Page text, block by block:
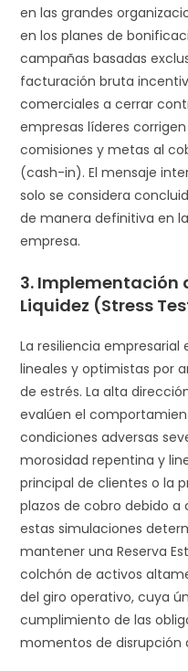
en las grandes
en los planes de
campañas basadas
facturación bruta
comerciales a cerrar
empresas líderes
comisiones y metas al
(cash-in). El mensaje
solo se considera
de manera definitiva en
empresa.
3. Implementación
Liquidez (Stress
La resiliencia
lineales y optimistas por
de estrés. La alta
evalúen el
condiciones adversas
morosidad repentina y
principal de clientes o la
plazos de cobro debido a
estas simulaciones
mantener una Reserva
colchón de activos
del giro operativo, cuya
cumplimiento de las
momentos de disrupción